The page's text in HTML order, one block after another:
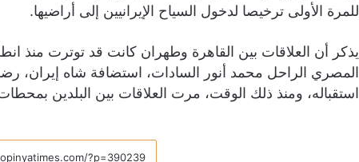
للمرة الأولی ترخیصا لدخول السیاح الإيرانيين إلى أراضيها.
المصري الراحل محمد أنور السادات، استضافة شاه إيران،
استقباله، ومنذ ذلك الوقت، مرت العلاقات بين البلدين